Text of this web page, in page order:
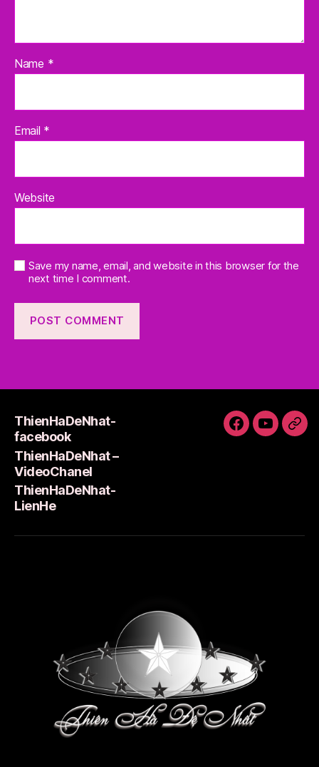
Name *
Email *
Website
Save my name, email, and website in this browser for the
next time I comment.
ThienHaDeNhat-
facebook
ThienHaDeNhat –
VideoChanel
ThienHaDeNhat-
LienHe